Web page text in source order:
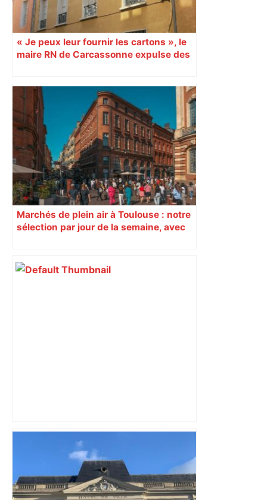
« Je peux leur fournir les cartons », le
maire RN de Carcassonne expulse des
Marchés de plein air à Toulouse : notre
sélection par jour de la semaine, avec
30 000 personnes attendues pour la
Marche des fiertés à Toulouse :
parcours, horaires et after-pride, voici
le programme – Actu.fr